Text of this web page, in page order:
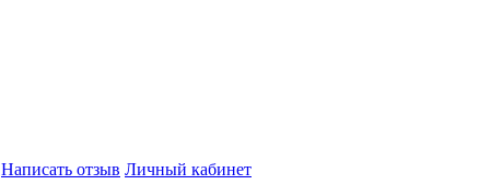
Написать отзыв Личный кабинет